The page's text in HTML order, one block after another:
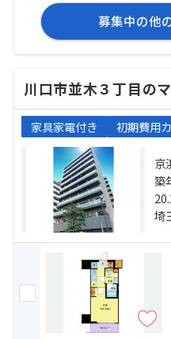
募集中の他
川口市並木３丁目の
家具家電付き 初期費用
京
浜
北
築
埼